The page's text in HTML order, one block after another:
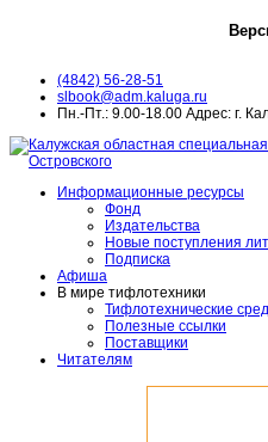
(4842) 56-28-51
slbook@adm.kaluga.ru
Пн.-Пт.: 9.00-18.00 Адрес: г.
Информационные ресурсы
Фонд
Издательства
Новые поступления
Подписка
Афиша
В мире тифлотехники
Тифлотехнические
Полезные ссылки
Поставщики
Читателям